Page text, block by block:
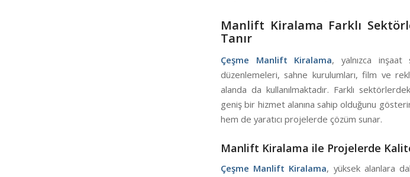
Manlift Kiralama Farklı
Tanır
Çeşme Manlift Kiralama, yalnızca inşaat
düzenlemeleri, sahne kurulumları, film ve
alanda da kullanılmaktadır. Farklı
geniş bir hizmet alanına sahip olduğunu
hem de yaratıcı projelerde çözüm sunar.
Manlift Kiralama ile Projelerde
Çeşme Manlift Kiralama, yüksek alanlara